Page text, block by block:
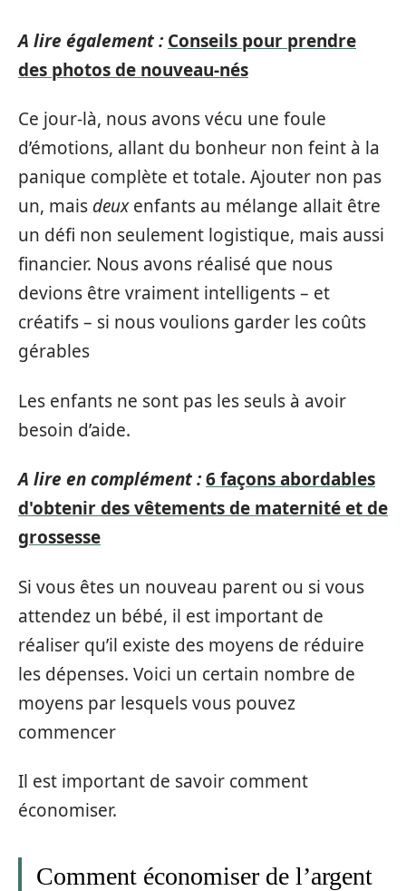
A lire également : Conseils pour prendre
des photos de nouveau-nés
Ce jour-là, nous avons vécu une foule
d’émotions, allant du bonheur non feint à la
panique complète et totale. Ajouter non pas
un, mais deuxenfants au mélange allait être
un défi non seulement logistique, mais aussi
financier. Nous avons réalisé que nous
devions être vraiment intelligents – et
créatifs – si nous voulions garder les coûts
gérables
Les enfants ne sont pas les seuls à avoir
besoin d’aide.
A lire en complément :6 façons abordables
d'obtenir des vêtements de maternité et de
grossesse
Si vous êtes un nouveau parent ou si vous
attendez un bébé, il est important de
réaliser qu’il existe des moyens de réduire
les dépenses. Voici un certain nombre de
moyens par lesquels vous pouvez
commencer
Il est important de savoir comment
économiser.
Comment économiser de l’argent